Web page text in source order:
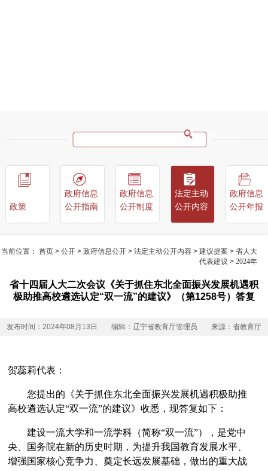
政策
政府信息
公开指南
政府信息
公开制度
法定主动
公开内容
政府信息
公开年报
当前位置：首页 >公开 >政府信息公开 >法定主动公开内容 >建议提案 >省人大
代表建议 >2024年
省十四届人大二次会议《关于抓住东北全面振兴发展机遇积
极助推高校遴选认定“双一流”的建议》（第1258号）答复
发布时间：2024年08月13日 编辑：辽宁省教育厅管理员 来源：省教育厅
贺蕊莉代表：
您提出的《关于抓住东北全面振兴发展机遇积极助推
高校遴选认定“双一流”的建议》收悉，现答复如下：
建设一流大学和一流学科（简称“双一流”），是党中
央、国务院在新的历史时期，为提升我国教育发展水平、
增强国家核心竞争力、奠定长远发展基础，做出的重大战